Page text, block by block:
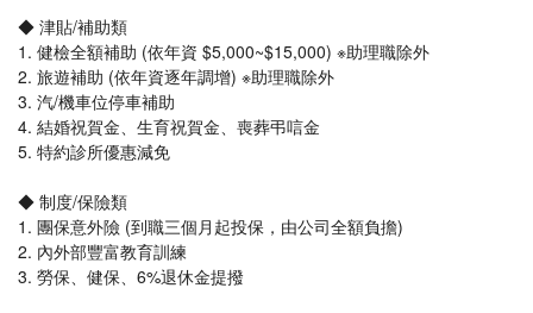
◆ 津貼/補助類
1. 健檢全額補助 (依年資 $5,000~$15,000) ※助理職除外
2. 旅遊補助 (依年資逐年調增) ※助理職除外
3. 汽/機車位停車補助
4. 結婚祝賀金、生育祝賀金、喪葬弔唁金
5. 特約診所優惠減免
◆ 制度/保險類
1. 團保意外險 (到職三個月起投保，由公司全額負擔)
2. 內外部豐富教育訓練
3. 勞保、健保、6%退休金提撥